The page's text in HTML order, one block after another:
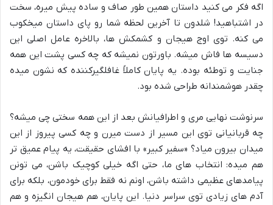
اگه فکر می کنید داستان همین طور صاف و ساده پیش میره، سخت
در اشتباهید! شلدون تا آخرین لحظه شما رو پای داستان میخکوب
می کنه. توی اوج هیجان و کشمکش ها، بالاخره عامل اصلی این
دسیسه ها فاش میشه. باورتون نمیشه که چه کسی پشت این همه
جنایت و توطئه بوده. یه پایان کاملاً غافلگیرکننده که نشون میده
چقدر هوشمندانه طراحی شده بود.
سرنوشت نهایی مری و اطرافیانش بعد از این همه سختی چی میشه؟
چه قربانیانی توی این مسیر از دست میرن و چه کسی پیروز از این
میدان بیرون میاد؟ «سفیر کبیر» با افشای حقیقت، یه پیام عمیق تر
هم میده: انتخاب های ما، حتی اگه خیلی کوچیک باشن، می تونن
پیامدهای عظیمی داشته باشن، اونم نه فقط برای خودمون، بلکه برای
آدم های زیادی توی سراسر دنیا. این پایان، هم هیجان انگیزه و هم